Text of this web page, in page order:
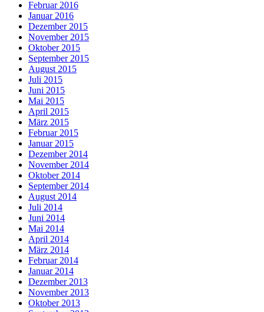
Februar 2016
Januar 2016
Dezember 2015
November 2015
Oktober 2015
September 2015
August 2015
Juli 2015
Juni 2015
Mai 2015
April 2015
März 2015
Februar 2015
Januar 2015
Dezember 2014
November 2014
Oktober 2014
September 2014
August 2014
Juli 2014
Juni 2014
Mai 2014
April 2014
März 2014
Februar 2014
Januar 2014
Dezember 2013
November 2013
Oktober 2013